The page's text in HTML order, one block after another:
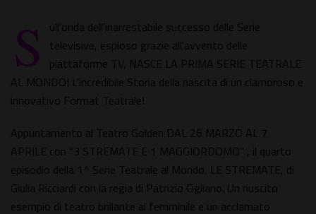
S
ull'onda dell'inarrestabile successo delle Serie
televisive, esploso grazie all'avvento delle
piattaforme TV, NASCE LA PRIMA SERIE TEATRALE
AL MONDO! L'incredibile Storia della nascita di un clamoroso e
innovativo Format Teatrale!
Appuntamento al Teatro Golden DAL 26 MARZO AL 7
APRILE con "3 STREMATE E 1 MAGGIORDOMO" , il quarto
episodio della 1^ Serie Teatrale al Mondo, LE STREMATE, di
Giulia Ricciardi con la regia di Patrizio Cigliano. Un riuscito
esempio di teatro brillante al femminile e un acclamato